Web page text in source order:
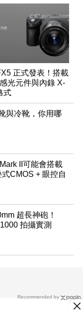
正式發表！搭載
光元件與內錄 X-
式
與冷靴，你用哪
II可能會搭載
CMOS + 眼控自
超長神砲！
拍攝實測
Recommended by